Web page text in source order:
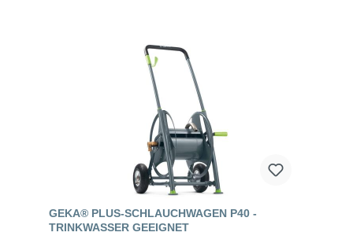
GEKA® PLUS-SCHLAUCHWAGEN P40 -
TRINKWASSER GEEIGNET